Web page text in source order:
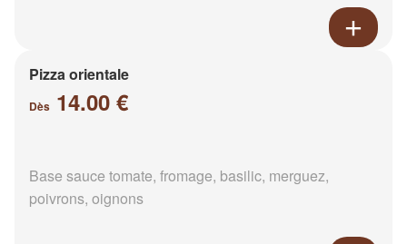
Pizza orientale
Dès 14.00 €
Base sauce tomate, fromage, basilic, merguez,
poivrons, oignons